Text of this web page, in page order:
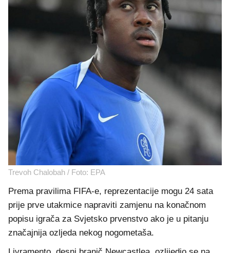
Trevoh Chalobah / Foto: EPA
Prema pravilima FIFA-e, reprezentacije mogu 24 sata
prije prve utakmice napraviti zamjenu na konačnom
popisu igrača za Svjetsko prvenstvo ako je u pitanju
značajnija ozljeda nekog nogometaša.